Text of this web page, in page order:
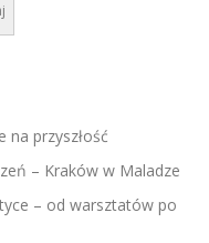
na przyszłość
– Kraków w Maladze
– od warsztatów po